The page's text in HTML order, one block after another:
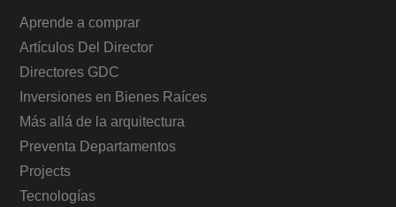
Aprende a comprar
Artículos Del Director
Directores GDC
Inversiones en Bienes Raíces
Más allá de la arquitectura
Preventa Departamentos
Projects
Tecnologías